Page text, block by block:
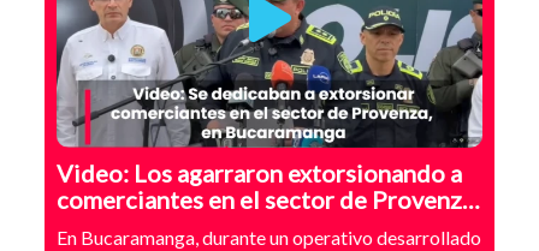
Video: Los agarraron extorsionando a
comerciantes en el sector de Provenza,
Bucaramanga
En Bucaramanga, durante un operativo desarrollado